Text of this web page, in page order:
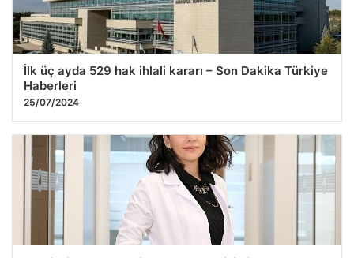
İlk üç ayda 529 hak ihlali kararı – Son Dakika Türkiye
Haberleri
25/07/2024